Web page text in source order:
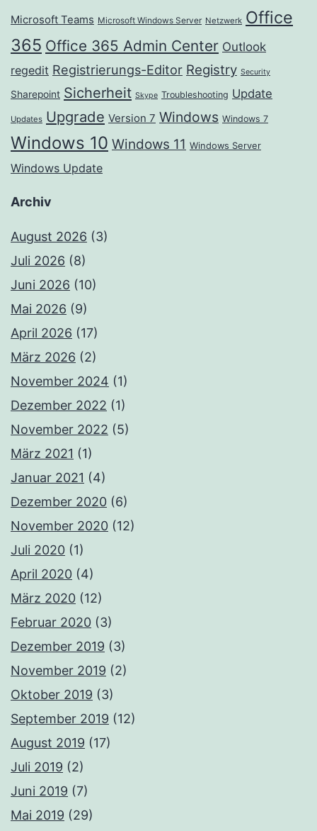
Microsoft Teams Microsoft Windows Server Netzwerk Office
365 Office 365 Admin Center Outlook
regedit Registrierungs-Editor Registry Security
Sharepoint Sicherheit Skype Troubleshooting Update
Updates Upgrade Version 7 Windows Windows 7
Windows 10 Windows 11 Windows Server
Windows Update
Archiv
August 2026 (3)
Juli 2026 (8)
Juni 2026 (10)
Mai 2026 (9)
April 2026 (17)
März 2026 (2)
November 2024 (1)
Dezember 2022 (1)
November 2022 (5)
März 2021 (1)
Januar 2021 (4)
Dezember 2020 (6)
November 2020 (12)
Juli 2020 (1)
April 2020 (4)
März 2020 (12)
Februar 2020 (3)
Dezember 2019 (3)
November 2019 (2)
Oktober 2019 (3)
September 2019 (12)
August 2019 (17)
Juli 2019 (2)
Juni 2019 (7)
Mai 2019 (29)